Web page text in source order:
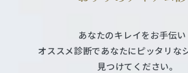
あなたのキレイをお手伝い
オススメ診断であなたにピッタリな
見つけてください。